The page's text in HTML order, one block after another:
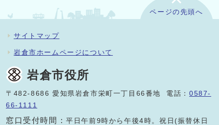
ページの先頭へ
サイトマップ
岩倉市ホームページについて
岩倉市役所
〒482-8686 愛知県岩倉市栄町一丁目66番地 電話：0587-
66-1111
窓口受付時間：平日午前9時から午後4時。祝日(振替休日